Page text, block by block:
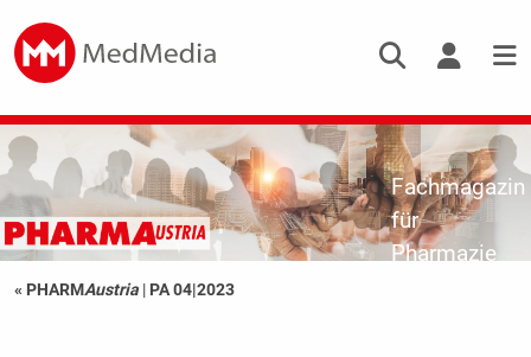
Fachmagazin
für
Pharmazie
« PHARMAustria | PA 04|2023